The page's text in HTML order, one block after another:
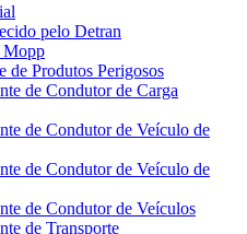
pelo Detran
Mopp
de Produtos Perigosos
de Condutor de Carga
de Condutor de Veículo de
de Condutor de Veículo de
de Condutor de Veículos
de Transporte